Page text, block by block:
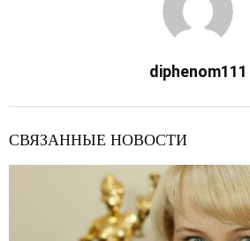
diphenom111
СВЯЗАННЫЕ НОВОСТИ